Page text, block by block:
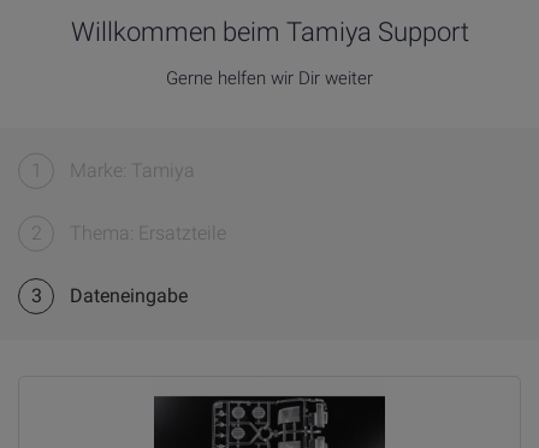
Willkommen beim Tamiya Support
Gerne helfen wir Dir weiter
1 Marke: Tamiya
2 Thema: Ersatzteile
3 Dateneingabe